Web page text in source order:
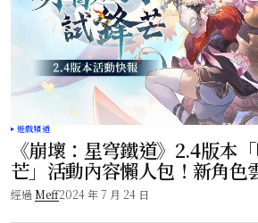
遊戲頻道
《崩壞：星穹鐵道》2.4版本
芒」活動內容懶人包！新角色
池！
經過 Meff2024 年 7 月 24 日